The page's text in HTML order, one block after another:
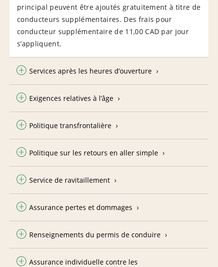
principal peuvent être ajoutés gratuitement à titre de
conducteurs supplémentaires. Des frais pour
conducteur supplémentaire de 11,00 CAD par jour
s’appliquent.
Services après les heures d’ouverture
Exigences relatives à l’âge
Politique transfrontalière
Politique sur les retours en aller simple
Service de ravitaillement
Assurance pertes et dommages
Renseignements du permis de conduire
Assurance individuelle contre les